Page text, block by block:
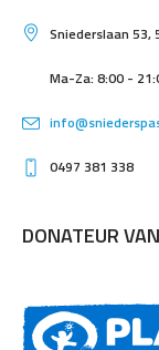
Sniederslaan 53,
Ma-Za: 8:00 -
0497 381 338
DONATEUR